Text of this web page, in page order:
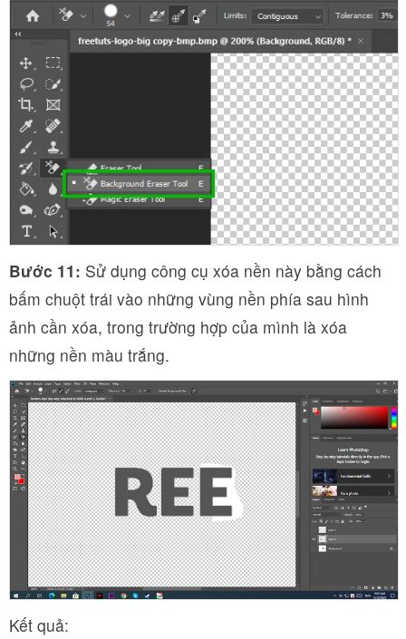
Bước 11: Sử dụng công cụ xóa nền này bằng cách
bấm chuột trái vào những vùng nền phía sau hình
ảnh cần xóa, trong trường hợp của mình là xóa
những nền màu trắng.
Kết quả: